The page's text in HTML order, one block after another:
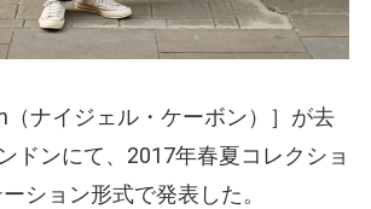
（ナイジェル・ケーボン） ］が去
ドンにて、2017年春夏コレクショ
ション形式で発表した。